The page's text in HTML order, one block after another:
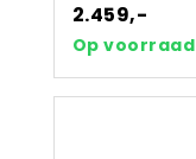
2.459,-
Op voorraad